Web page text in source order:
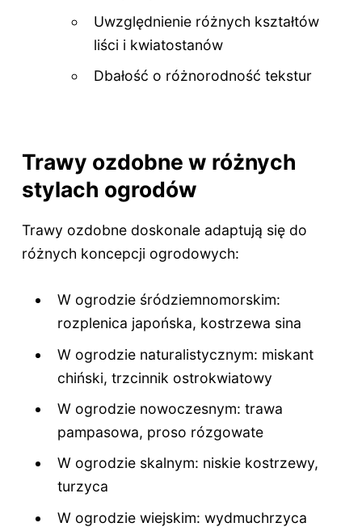
Uwzględnienie różnych kształtów
liści i kwiatostanów
Dbałość o różnorodność tekstur
Trawy ozdobne w różnych
stylach ogrodów
Trawy ozdobne doskonale adaptują się do
różnych koncepcji ogrodowych:
W ogrodzie śródziemnomorskim:
rozplenica japońska, kostrzewa sina
W ogrodzie naturalistycznym: miskant
chiński, trzcinnik ostrokwiatowy
W ogrodzie nowoczesnym: trawa
pampasowa, proso rózgowate
W ogrodzie skalnym: niskie kostrzewy,
turzyca
W ogrodzie wiejskim: wydmuchrzyca